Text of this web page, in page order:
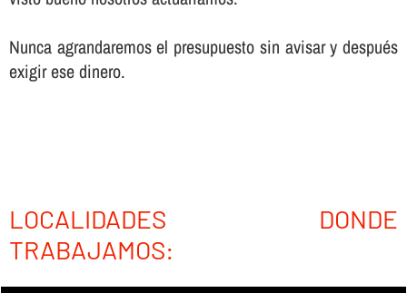
Nunca agrandaremos el presupuesto sin avisar y después
exigir ese dinero.
LOCALIDADES DONDE
TRABAJAMOS: